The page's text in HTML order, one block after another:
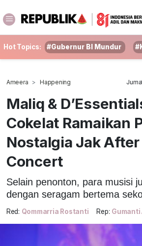
Hot Topics: #Gubernur BI Mundur
Ameera Happening
Maliq &
Cokelat Ramaikan
Nostalgia Jak
Concert
Selain penonton, para musisi
dengan seragam bertema
Red: Qommarria Rostanti Rep: Gumanti